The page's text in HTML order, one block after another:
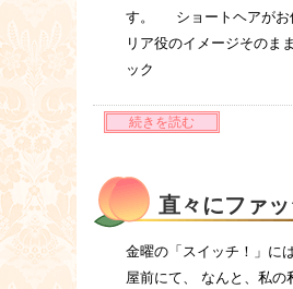
す。 ショートヘアがお
リア役のイメージその
ック
続きを読む
直々にファ
金曜の「スイッチ！」に
屋前にて、 なんと、私